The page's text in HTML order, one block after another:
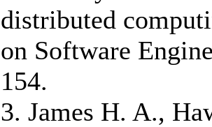
distributed
on Software
154.
3. James H. A.,